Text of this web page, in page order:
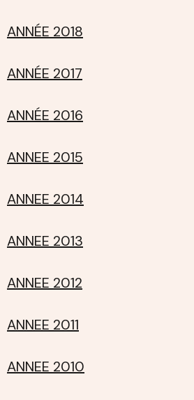
ANNÉE 2018
ANNÉE 2017
ANNÉE 2016
ANNEE 2015
ANNEE 2014
ANNEE 2013
ANNEE 2012
ANNEE 2011
ANNEE 2010